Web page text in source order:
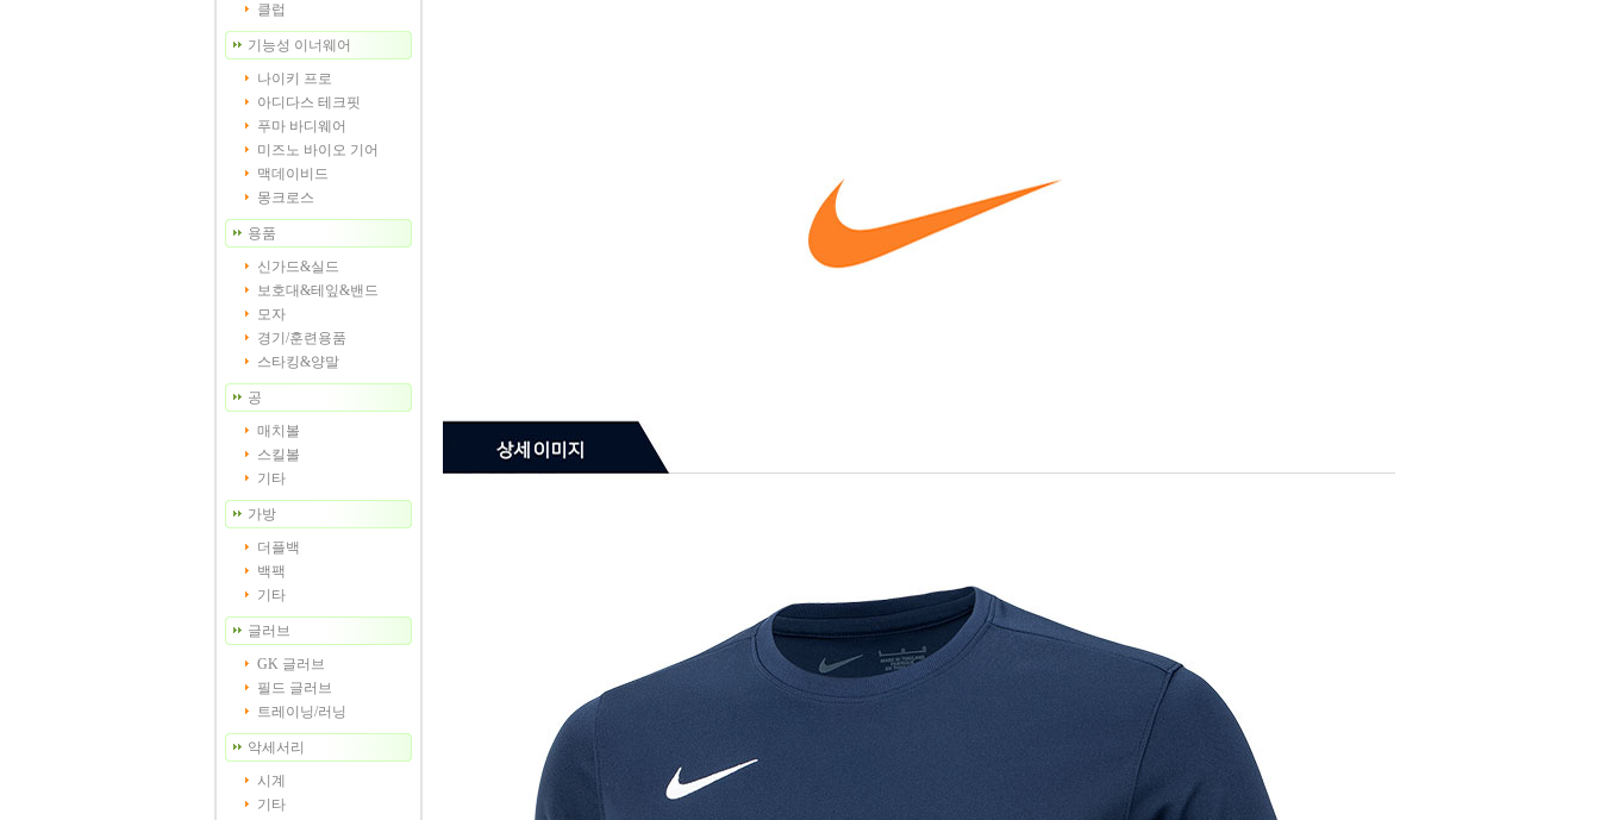
클럽
기능성 이너웨어
나이키 프로
아디다스 테크핏
푸마 바디웨어
미즈노 바이오 기어
맥데이비드
몽크로스
용품
신가드&실드
보호대&테잎&밴드
모자
경기/훈련용품
스타킹&양말
공
매치볼
스킬볼
기타
가방
더플백
백팩
기타
글러브
GK 글러브
필드 글러브
트레이닝/러닝
악세서리
시계
기타